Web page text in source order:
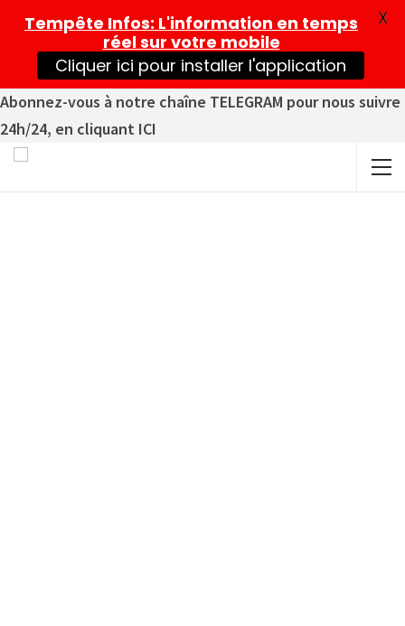
Abonnez-vous à notre chaîne TELEGRAM pour nous suivre
24h/24, en cliquant ICI
Tempête Infos: L'information en temps
réel sur votre mobile
Cliquer ici pour installer l'application
X